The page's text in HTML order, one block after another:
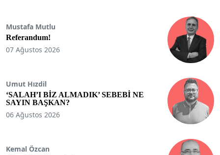
Mustafa Mutlu
Referandum!
07 Ağustos 2026
Umut Hızdil
‘SALAH’I BİZ ALMADIK’ SEBEBİ NE
SAYIN BAŞKAN?
06 Ağustos 2026
Kemal Özcan